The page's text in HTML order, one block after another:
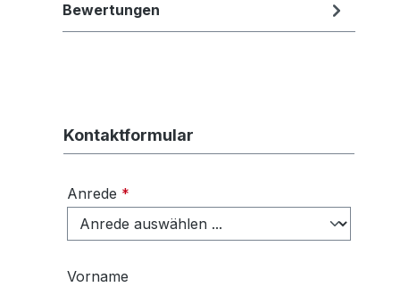
Bewertungen
Kontaktformular
Anrede *
Vorname